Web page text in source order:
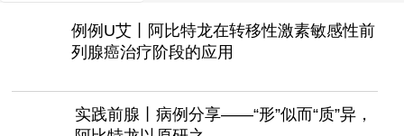
例例U艾丨阿比特龙在转移性激素敏感性前
列腺癌治疗阶段的应用
实践前腺丨病例分享——“形”似而“质”异，